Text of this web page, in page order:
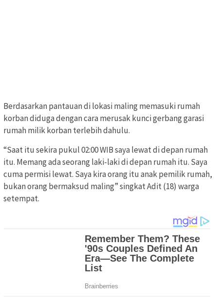
Berdasarkan pantauan di lokasi maling memasuki rumah
korban diduga dengan cara merusak kunci gerbang garasi
rumah milik korban terlebih dahulu.
“Saat itu sekira pukul 02:00 WIB saya lewat di depan rumah
itu. Memang ada seorang laki-laki di depan rumah itu. Saya
cuma permisi lewat. Saya kira orang itu anak pemilik rumah,
bukan orang bermaksud maling” singkat Adit (18) warga
setempat.